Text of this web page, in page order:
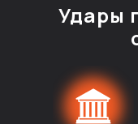
Удары